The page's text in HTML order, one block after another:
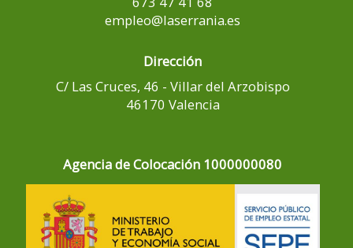
empleo@laserrania.es
Dirección
C/ Las Cruces, 46 - Villar del Arzobispo
46170 Valencia
Agencia de Colocación 1000000080